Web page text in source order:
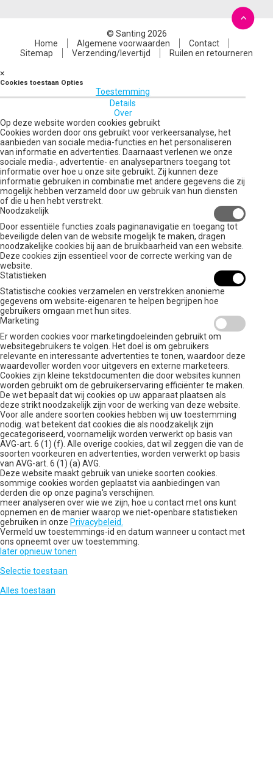
© Santing 2026
Home
Algemene voorwaarden
Contact
Sitemap
Verzending/levertijd Ruilen en retourneren
×
Cookies toestaan Opties
Toestemming
Details
Over
Op deze website worden cookies gebruikt
Cookies worden door ons gebruikt voor verkeersanalyse, het
aanbieden van sociale media-functies en het personaliseren
van informatie en advertenties. Daarnaast verlenen we onze
sociale media-, advertentie- en analysepartners toegang tot
informatie over hoe u onze site gebruikt. Zij kunnen deze
informatie gebruiken in combinatie met andere gegevens die zij
mogelijk hebben verzameld door uw gebruik van hun diensten
of die u hen hebt verstrekt.
Noodzakelijk
Door essentiële functies zoals paginanavigatie en toegang tot
beveiligde delen van de website mogelijk te maken, dragen
noodzakelijke cookies bij aan de bruikbaarheid van een website.
Deze cookies zijn essentieel voor de correcte werking van de
website.
Statistieken
Statistische cookies verzamelen en verstrekken anonieme
gegevens om website-eigenaren te helpen begrijpen hoe
gebruikers omgaan met hun sites.
Marketing
Er worden cookies voor marketingdoeleinden gebruikt om
websitegebruikers te volgen. Het doel is om gebruikers
relevante en interessante advertenties te tonen, waardoor deze
waardevoller worden voor uitgevers en externe marketeers.
Cookies zijn kleine tekstdocumenten die door websites kunnen
worden gebruikt om de gebruikerservaring efficiënter te maken.
De wet bepaalt dat wij cookies op uw apparaat plaatsen als
deze strikt noodzakelijk zijn voor de werking van deze website.
Voor alle andere soorten cookies hebben wij uw toestemming
nodig. wat betekent dat cookies die als noodzakelijk zijn
gecategoriseerd, voornamelijk worden verwerkt op basis van
AVG-art. 6 (1) (f). Alle overige cookies, dat wil zeggen die van de
soorten voorkeuren en advertenties, worden verwerkt op basis
van AVG-art. 6 (1) (a) AVG.
Deze website maakt gebruik van unieke soorten cookies.
sommige cookies worden geplaatst via aanbiedingen van
derden die op onze pagina's verschijnen.
meer analyseren over wie we zijn, hoe u contact met ons kunt
opnemen en de manier waarop we niet-openbare statistieken
gebruiken in onze Privacybeleid.
Vermeld uw toestemmings-id en datum wanneer u contact met
ons opneemt over uw toestemming.
later opnieuw tonen
Selectie toestaan
Alles toestaan